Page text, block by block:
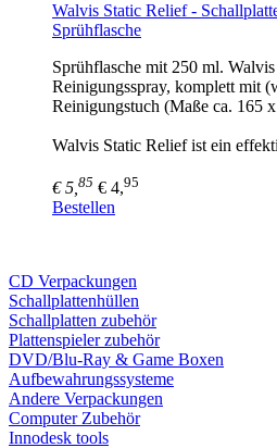
Walvis Static Relief -
Sprühflasche
Sprühflasche mit 250 ml.
Reinigungsspray, komplett mit
Reinigungstuch (Maße ca. 165
Walvis Static Relief ist ein
€ 5, 85 € 4,95
Bestellen
CD Verpackungen
Schallplattenhüllen
Schallplatten zubehör
Plattenspieler zubehör
DVD/Blu-Ray & Game Boxen
Aufbewahrungssysteme
Andere Verpackungen
Computer Zubehör
Innodesk tools